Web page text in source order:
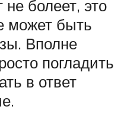
болеет, это
может быть
Вполне
погладить
в ответ